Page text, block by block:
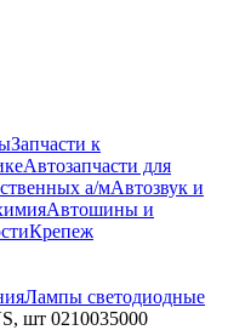
Запчасти к
Автозапчасти для
а/мАвтозвук и
Автошины и
Крепеж
Лампы светодиодные
шт 0210035000